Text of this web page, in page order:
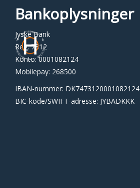
Bankoplysninger
Jyske Bank
Reg: 7312
Konto: 0001082124
Mobilepay: 268500
IBAN-nummer: DK7473120001082124
BIC-kode/SWIFT-adresse: JYBADKKK